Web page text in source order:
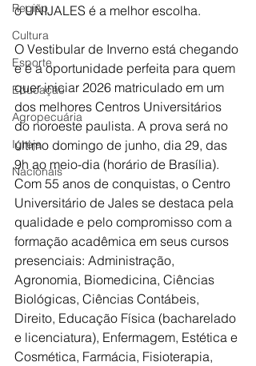
Região
Cultura
Esporte
Educação
Agropecuária
Igreja
Nacionais
o UNIJALES é a melhor escolha.
O Vestibular de Inverno está chegando
e é a oportunidade perfeita para quem
quer iniciar 2026 matriculado em um
dos melhores Centros Universitários
do noroeste paulista. A prova será no
último domingo de junho, dia 29, das
9h ao meio-dia (horário de Brasília).
Com 55 anos de conquistas, o Centro
Universitário de Jales se destaca pela
qualidade e pelo compromisso com a
formação acadêmica em seus cursos
presenciais: Administração,
Agronomia, Biomedicina, Ciências
Biológicas, Ciências Contábeis,
Direito, Educação Física (bacharelado
e licenciatura), Enfermagem, Estética e
Cosmética, Farmácia, Fisioterapia,